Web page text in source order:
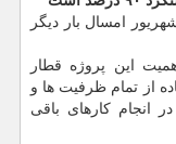
معاون وزیر راه و شهرسازی ۲۱ شهریور امسال بار دیگر
این پروژه قطار
از تمام ظرفیت ها و
انجام كارهای باقی